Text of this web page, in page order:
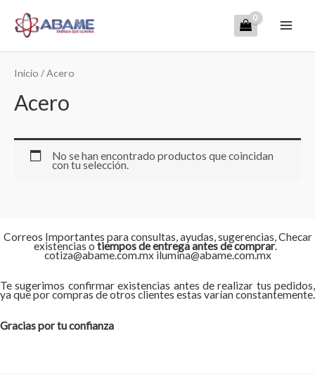
contenido
Inicio / Acero
Acero
No se han encontrado productos que coincidan
con tu selección.
Correos Importantes para consultas, ayudas, sugerencias, Checar
existencias o tiempos de entrega antes de comprar.
cotiza@abame.com.mx ilumina@abame.com.mx
Te sugerimos confirmar existencias antes de realizar tus pedidos,
ya que por compras de otros clientes estas varían constantemente.
Gracias por tu confianza